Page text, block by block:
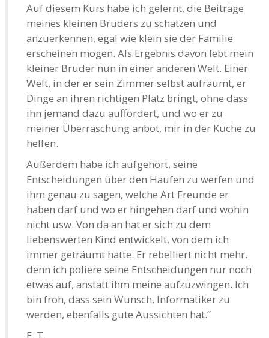
Auf diesem Kurs habe ich gelernt, die Beiträge
meines kleinen Bruders zu schätzen und
anzuerkennen, egal wie klein sie der Familie
erscheinen mögen. Als Ergebnis davon lebt mein
kleiner Bruder nun in einer anderen Welt. Einer
Welt, in der er sein Zimmer selbst aufräumt, er
Dinge an ihren richtigen Platz bringt, ohne dass
ihn jemand dazu auffordert, und wo er zu
meiner Überraschung anbot, mir in der Küche zu
helfen.
Außerdem habe ich aufgehört, seine
Entscheidungen über den Haufen zu werfen und
ihm genau zu sagen, welche Art Freunde er
haben darf und wo er hingehen darf und wohin
nicht usw. Von da an hat er sich zu dem
liebenswerten Kind entwickelt, von dem ich
immer geträumt hatte. Er rebelliert nicht mehr,
denn ich poliere seine Entscheidungen nur noch
etwas auf, anstatt ihm meine aufzuzwingen. Ich
bin froh, dass sein Wunsch, Informatiker zu
werden, ebenfalls gute Aussichten hat.“
E. T.